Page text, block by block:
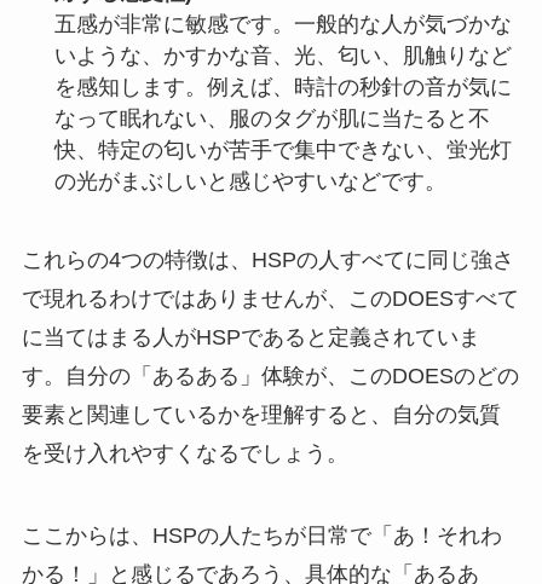
五感が非常に敏感です。一般的な人が気づかな
いような、かすかな音、光、匂い、肌触りなど
を感知します。例えば、時計の秒針の音が気に
なって眠れない、服のタグが肌に当たると不
快、特定の匂いが苦手で集中できない、蛍光灯
の光がまぶしいと感じやすいなどです。
これらの4つの特徴は、HSPの人すべてに同じ強さ
で現れるわけではありませんが、このDOESすべて
に当てはまる人がHSPであると定義されていま
す。自分の「あるある」体験が、このDOESのどの
要素と関連しているかを理解すると、自分の気質
を受け入れやすくなるでしょう。
ここからは、HSPの人たちが日常で「あ！それわ
かる！」と感じるであろう、具体的な「あるあ